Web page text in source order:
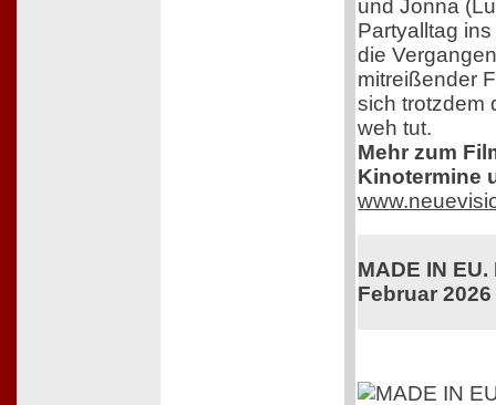
und Jonna
Partyalltag
die
mitreißender
sich trotzdem
weh tut.
Mehr zum
Kinotermine
MADE IN
Februar 2026